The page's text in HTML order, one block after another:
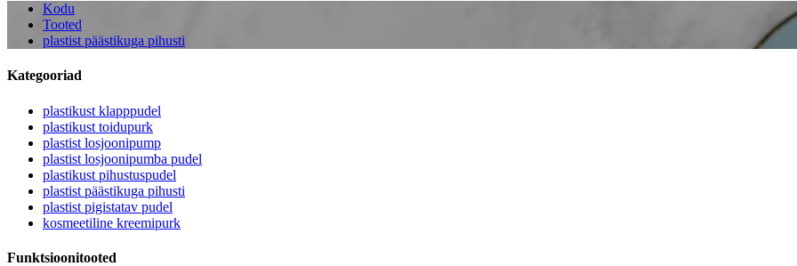
Kodu
Tooted
plastist päästikuga pihusti
Kategooriad
plastikust klapppudel
plastikust toidupurk
plastist losjoonipump
plastist losjoonipumba pudel
plastikust pihustuspudel
plastist päästikuga pihusti
plastist pigistatav pudel
kosmeetiline kreemipurk
Funktsioonitooted